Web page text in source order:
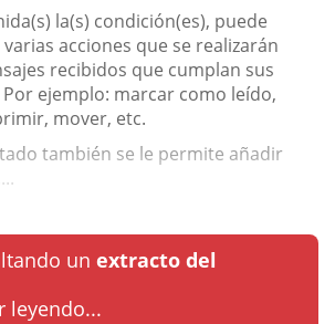
la(s) condición(es), puede
acciones que se realizarán
recibidos que cumplan sus
ejemplo: marcar como leído,
mover, etc.
también se le permite añadir
un extracto del
leyendo...